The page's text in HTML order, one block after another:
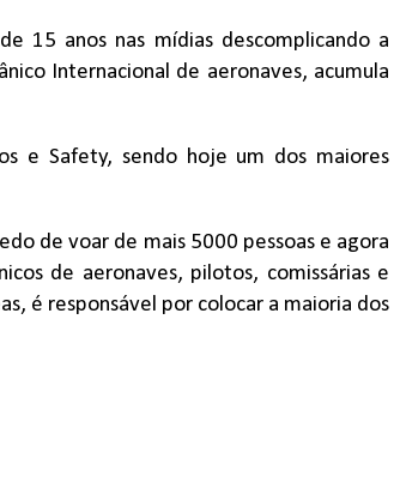
15 anos nas mídias descomplicando a
Internacional de aeronaves, acumula
e Safety, sendo hoje um dos maiores
de voar de mais 5000 pessoas e agora
de aeronaves, pilotos, comissárias e
é responsável por colocar a maioria dos